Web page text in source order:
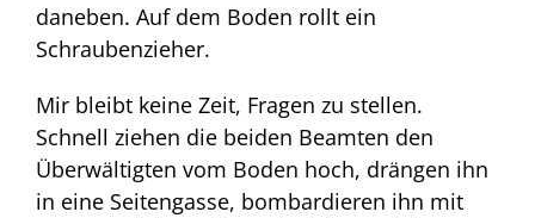
daneben. Auf dem Boden rollt ein
Schraubenzieher.
Mir bleibt keine Zeit, Fragen zu stellen.
Schnell ziehen die beiden Beamten den
Überwältigten vom Boden hoch, drängen ihn
in eine Seitengasse, bombardieren ihn mit